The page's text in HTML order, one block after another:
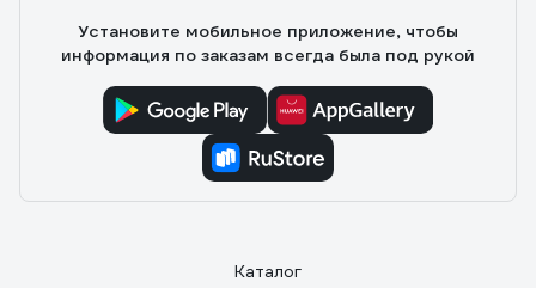
Установите мобильное приложение, чтобы
информация по заказам всегда была под рукой
Каталог